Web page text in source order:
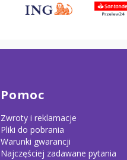
Linki w stopce
Pomoc
Zwroty i reklamacje
Pliki do pobrania
Warunki gwarancji
Najczęściej zadawane pytania